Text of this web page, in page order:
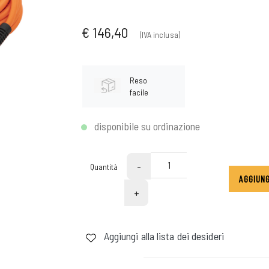
€ 146,40 (IVA inclusa)
Reso
facile
disponibile su ordinazione
Quantità
-
+
Aggiungi alla lista dei desideri